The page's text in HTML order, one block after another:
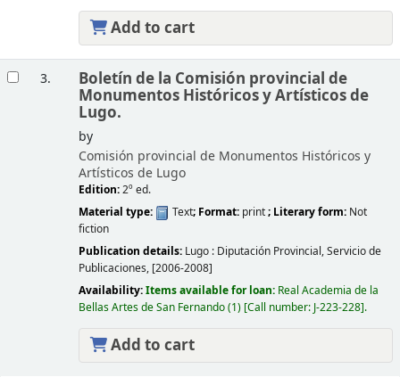
Add to cart
3. Boletín de la Comisión provincial de
Monumentos Históricos y Artísticos de
Lugo.
by
Comisión provincial de Monumentos Históricos y
Artísticos de Lugo
Edition:2º ed.
Material type:
Text; Format: print; Literary form: Not
fiction
Publication details: Lugo : Diputación Provincial, Servicio de
Publicaciones, [2006-2008]
Availability:Items available for loan: Real Academia de la
Bellas Artes de San Fernando(1) Call number: J-223-228 .
Add to cart